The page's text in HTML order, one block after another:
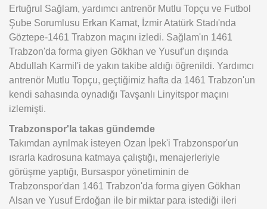
Ertuğrul Sağlam, yardımcı antrenör Mutlu Topçu ve Futbol
Şube Sorumlusu Erkan Kamat, İzmir Atatürk Stadı'nda
Göztepe-1461 Trabzon maçını izledi. Sağlam'ın 1461
Trabzon'da forma giyen Gökhan ve Yusuf'un dışında
Abdullah Karmil'i de yakın takibe aldığı öğrenildi. Yardımcı
antrenör Mutlu Topçu, geçtiğimiz hafta da 1461 Trabzon'un
kendi sahasında oynadığı Tavşanlı Linyitspor maçını
izlemişti.
Trabzonspor'la takas gündemde
Takımdan ayrılmak isteyen Ozan İpek'i Trabzonspor'un
ısrarla kadrosuna katmaya çalıştığı, menajerleriyle
görüşme yaptığı, Bursaspor yönetiminin de
Trabzonspor'dan 1461 Trabzon'da forma giyen Gökhan
Alsan ve Yusuf Erdoğan ile bir miktar para istediği ileri